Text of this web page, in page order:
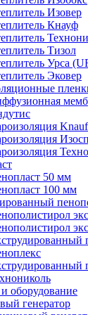
Изовер
Кнауф
Тизол
Урса
Эковер
Knauf
50 мм
100 мм
оборудование
генератор